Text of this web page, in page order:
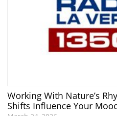
Working With Nature’s
Shifts Influence Your